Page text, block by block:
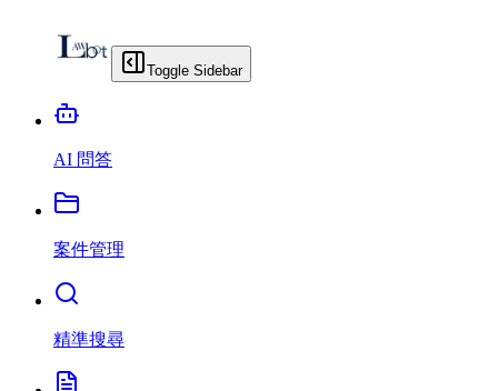
Toggle Sidebar
AI 問答
案件管理
精準搜尋